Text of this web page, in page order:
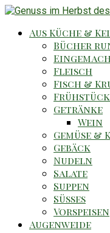
Aus Küche &
Bücher
Fleisch
Fisch &
Getränke
Wein
Gemüse &
Gebäck
Nudeln
Salate
Suppen
Süsses
Vorspeisen
Augenweide